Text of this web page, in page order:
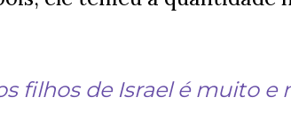
filhos de Israel é muito